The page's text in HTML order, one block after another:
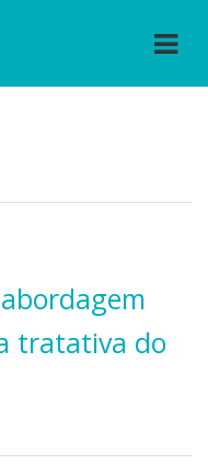
tratativa do